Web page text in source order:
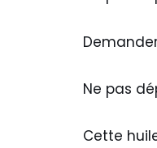
Ne pas
Cette